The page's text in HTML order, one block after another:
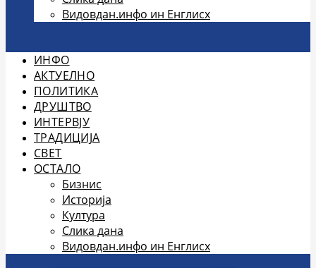
Видовдан.инфо ин Енглисх
ИНФО
АКТУЕЛНО
ПОЛИТИКА
ДРУШТВО
ИНТЕРВЈУ
ТРАДИЦИЈА
СВЕТ
ОСТАЛО
Бизнис
Историја
Култура
Слика дана
Видовдан.инфо ин Енглисх